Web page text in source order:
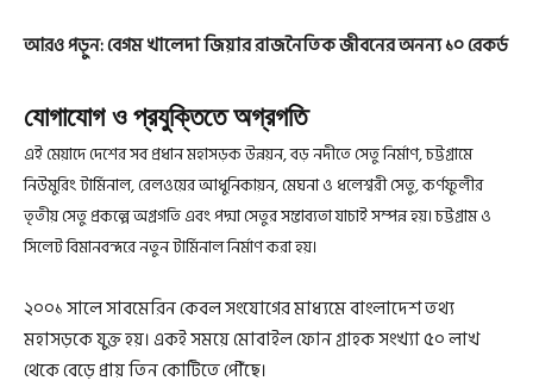
আরও পড়ুন:বেগম খালেদা জিয়ার রাজনৈতিক জীবনের অনন্য ১০ রেকর্ড
যোগাযোগ ও প্রযুক্তিতে অগ্রগতি
এই মেয়াদে দেশের সব প্রধান মহাসড়ক উন্নয়ন, বড় নদীতে সেতু নির্মাণ, চট্টগ্রামে
নিউমুরিং টার্মিনাল, রেলওয়ের আধুনিকায়ন, মেঘনা ও ধলেশ্বরী সেতু, কর্ণফুলীর
তৃতীয় সেতু প্রকল্পে অগ্রগতি এবং পদ্মা সেতুর সম্ভাব্যতা যাচাই সম্পন্ন হয়। চট্টগ্রাম ও
সিলেট বিমানবন্দরে নতুন টার্মিনাল নির্মাণ করা হয়।
২০০১ সালে সাবমেরিন কেবল সংযোগের মাধ্যমে বাংলাদেশ তথ্য
মহাসড়কে যুক্ত হয়। একই সময়ে মোবাইল ফোন গ্রাহক সংখ্যা ৫০ লাখ
থেকে বেড়ে প্রায় তিন কোটিতে পৌঁছে।